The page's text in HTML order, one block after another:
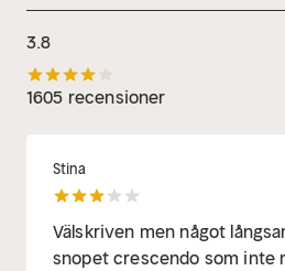
3.8
1605 recensioner
Stina
Välskriven men något
snopet crescendo som inte